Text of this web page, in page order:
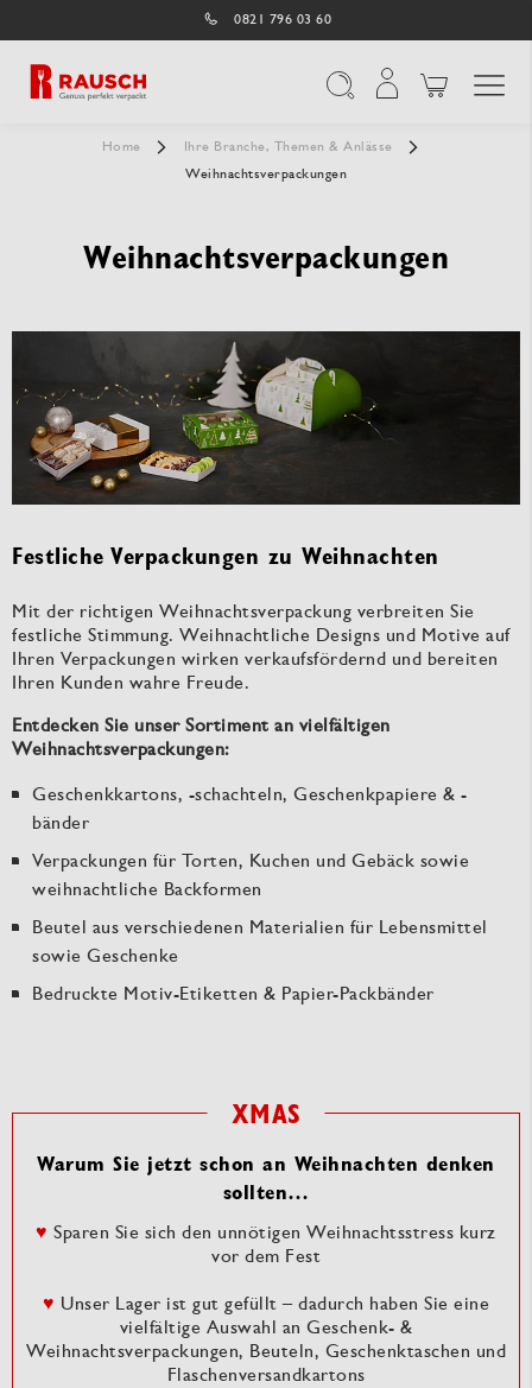
0821 796 03 60
Home
Ihre Branche, Themen & Anlässe
Weihnachtsverpackungen
Weihnachtsverpackungen
Festliche Verpackungen zu Weihnachten
Mit der richtigen Weihnachtsverpackung verbreiten Sie
festliche Stimmung. Weihnachtliche Designs und Motive auf
Ihren Verpackungen wirken verkaufsfördernd und bereiten
Ihren Kunden wahre Freude.
Entdecken Sie unser Sortiment an vielfältigen
Weihnachtsverpackungen:
Geschenkkartons, -schachteln, Geschenkpapiere & -
bänder
Verpackungen für Torten, Kuchen und Gebäck sowie
weihnachtliche Backformen
Beutel aus verschiedenen Materialien für Lebensmittel
sowie Geschenke
Bedruckte Motiv-Etiketten & Papier-Packbänder
XMAS
Warum Sie jetzt schon an Weihnachten denken
sollten…
♥ Sparen Sie sich den unnötigen Weihnachtsstress kurz
vor dem Fest
♥ Unser Lager ist gut gefüllt – dadurch haben Sie eine
vielfältige Auswahl an Geschenk- &
Weihnachtsverpackungen, Beuteln, Geschenktaschen und
Flaschenversandkartons